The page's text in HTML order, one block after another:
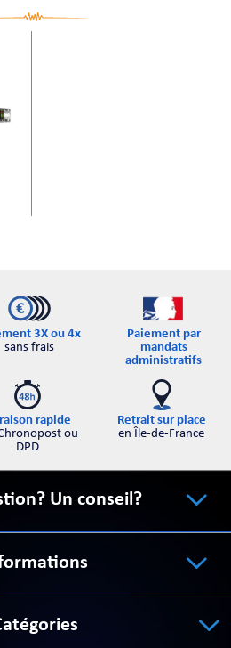
3X ou 4x
sans frais
Paiement par
mandats
administratifs
rapide
ou
DPD
Retrait sur place
en Île-de-France
Un conseil?